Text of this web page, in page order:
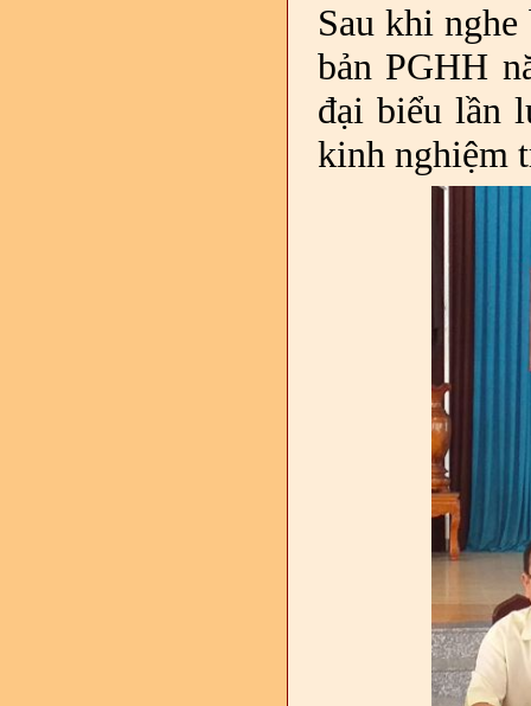
Sau khi
bản PGHH
đại biểu lần
kinh nghiệm